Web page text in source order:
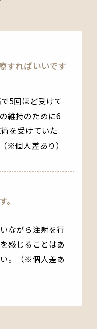
すればいいです
5回ほど受けて
維持のために6
を受けていた
※個人差あり）
ながら注射を行
感じることはあ
。（※個人差あ